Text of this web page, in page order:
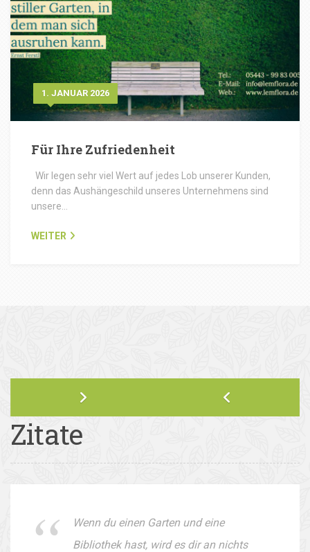
1. JANUAR 2026
Für Ihre Zufriedenheit
Wir legen sehr viel Wert auf jedes Lob unserer Kunden,
denn das Aushängeschild unseres Unternehmens sind
unsere…
WEITER
Zitate
Wenn du einen Garten und eine
Bibliothek hast, wird es dir an nichts